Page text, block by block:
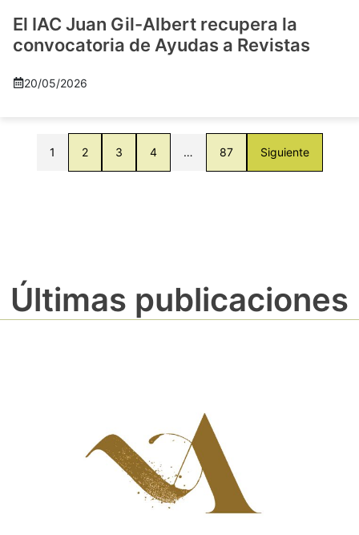
El IAC Juan Gil-Albert recupera la
convocatoria de Ayudas a Revistas
20/05/2026
1 2 3 4 … 87 Siguiente
Últimas publicaciones